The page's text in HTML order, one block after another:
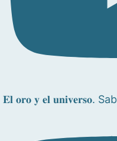
𝐄𝐥 𝐨𝐫𝐨 𝐲 𝐞𝐥 𝐮𝐧𝐢𝐯𝐞𝐫𝐬𝐨.